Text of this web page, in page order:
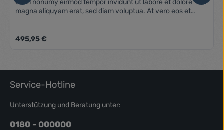
diam nonumy eirmod tempor invidunt ut labore et dolore
magna aliquyam erat, sed diam voluptua. At vero eos et
sit amet. Lorem ipsum dolor sit amet, consetetur sadipscing
sit amet.
Regulärer Preis:
495,95 €
Service-Hotline
Unterstützung und Beratung unter:
0180 - 000000